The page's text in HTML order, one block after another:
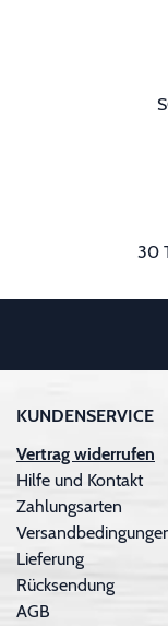
30
KUNDENSERVICE
Vertrag widerrufen
Hilfe und Kontakt
Zahlungsarten
Lieferung
Rücksendung
AGB